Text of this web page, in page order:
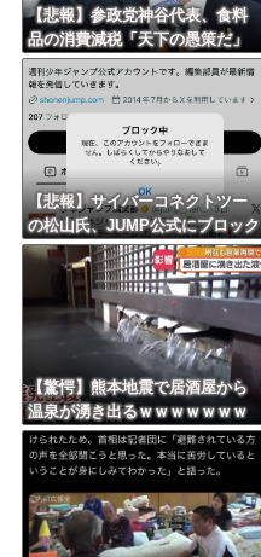
【悲報】参政党神谷代表、食料
品の消費減税「天下の愚策だ」
と批判ｗｗｗｗｗｗｗｗｗｗｗ
ｗ
【悲報】サイバーコネクトツー
の松山氏、JUMP公式にブロック
されるｗｗｗｗｗｗｗｗｗｗｗ
【驚愕】熊本地震で居酒屋から
温泉が湧き出るｗｗｗｗｗｗｗ
ｗｗｗｗｗ